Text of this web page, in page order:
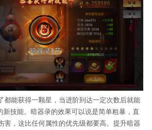
都能获得一颗星，当进阶到达一定次数后就能
新技能。暗器录的效果可以说是简单粗暴，直
害，这比任何属性的优先级都要高。提升暗器